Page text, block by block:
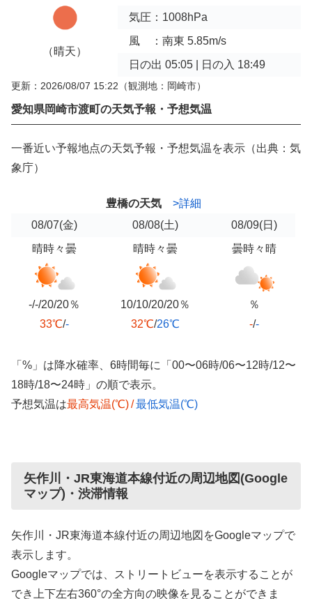
（晴天）
気圧：1008hPa
風 ：南東 5.85m/s
日の出 05:05 | 日の入 18:49
更新：2026/08/07 15:22 （観測地：岡崎市）
愛知県岡崎市渡町の天気予報・予想気温
一番近い予報地点の天気予報・予想気温を表示（出典：気
象庁）
豊橋の天気
>詳細
08/07(金) 08/08(土) 08/09(日)
晴時々曇
-/-/20/20％
33℃/-
晴時々曇
10/10/20/20％
32℃/26℃
曇時々晴
％
-/-
「%」は降水確率、6時間毎に「00〜06時/06〜12時/12〜
18時/18〜24時」の順で表示。
予想気温は最高気温(℃)/最低気温(℃)
矢作川・JR東海道本線付近の周辺地図(Google
マップ)・渋滞情報
矢作川・JR東海道本線付近の周辺地図をGoogleマップで
表示します。
Googleマップでは、ストリートビューを表示することが
でき上下左右360°の全方向の映像を見ることができま